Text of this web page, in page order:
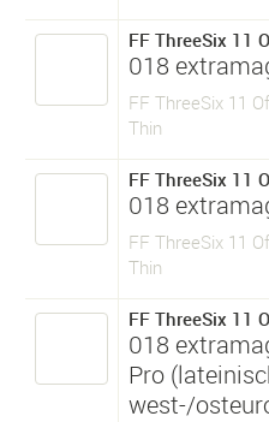
FF ThreeSix 11
018
FF ThreeSix 11
Thin
FF ThreeSix 11
018
FF ThreeSix 11
Thin
FF ThreeSix 11
018
Pro
west-/